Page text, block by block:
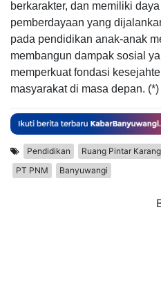
berkarakter, dan memiliki
pemberdayaan yang
pada pendidikan anak-anak
membangun dampak sosial
memperkuat fondasi
masyarakat di masa depan. (*)
Pendidikan Ruang Pintar
PT PNM
Banyuwangi